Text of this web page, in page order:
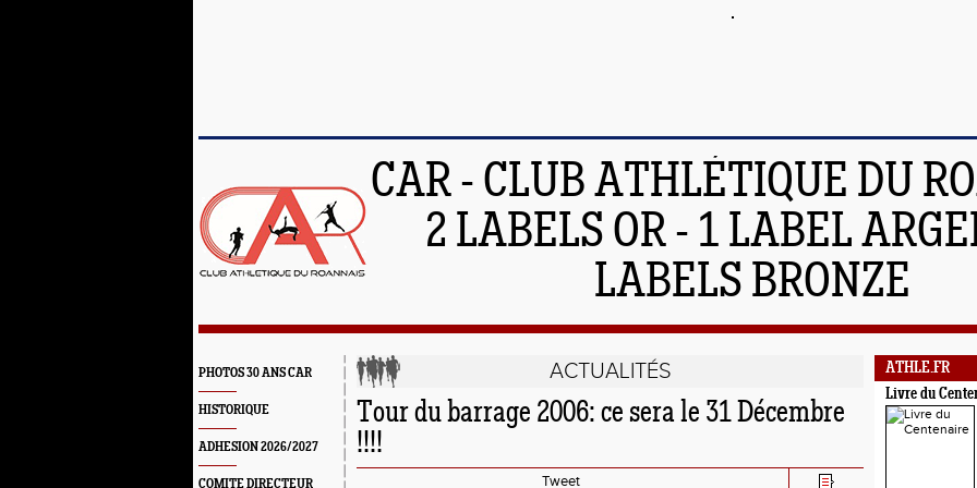
CAR - CLUB ATHLÉTIQUE DU
2 LABELS OR - 1 LABEL
LABELS BRONZE
PHOTOS 30 ANS CAR
HISTORIQUE
ADHESION 2026/2027
COMITE DIRECTEUR
ACTUALITÉS
Tour du barrage 2006: ce sera le 31 Décembre
!!!!
Tweet
ATHLE.FR
Livre du